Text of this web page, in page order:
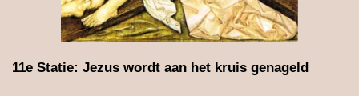
11e Statie: Jezus wordt aan het kruis genageld